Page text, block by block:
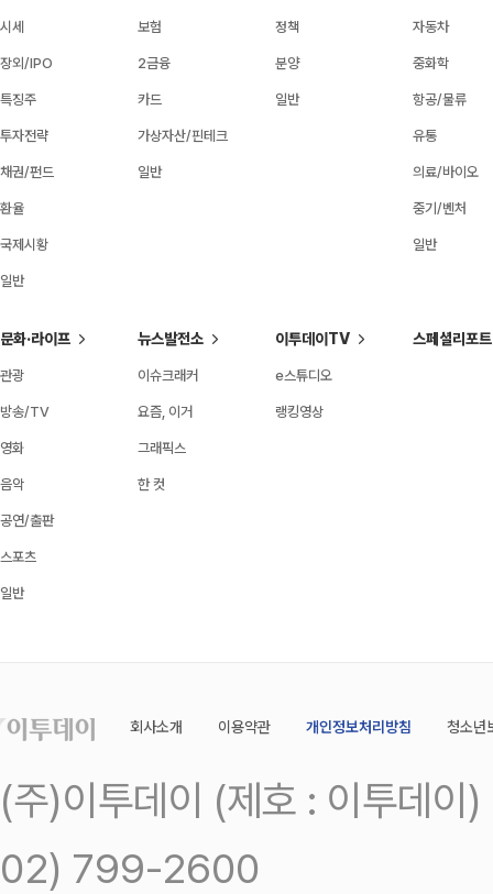
시세
장외/IPO
특징주
투자전략
채권/펀드
환율
국제시황
일반
보험
2금융
카드
가상자산/핀테크
일반
정책
분양
일반
자동차
중화학
항공/물류
유통
의료/바이오
중기/벤처
일반
문화·라이프
관광
방송/TV
영화
음악
공연/출판
스포츠
일반
뉴스발전소
이슈크래커
요즘, 이거
그래픽스
한 컷
이투데이TV
e스튜디오
랭킹영상
스페셜리포트
회사소개 이용약관 개인정보처리방침 청소년
(주)이투데이 (제호 : 이투데
02) 799-2600